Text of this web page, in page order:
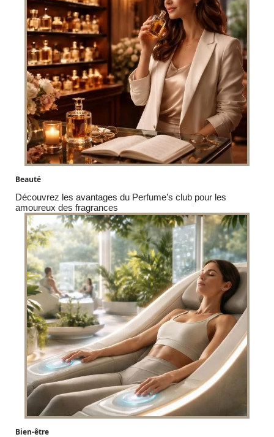
Beauté
Découvrez les avantages du Perfume’s club pour les
amoureux des fragrances
Bien-être